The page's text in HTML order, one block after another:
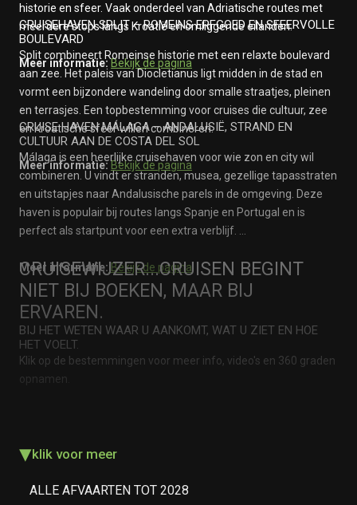
historie en sfeer. Vaak onderdeel van Adriatische routes met
meerdere stops langs Kroatië en omliggende eilanden.
Meer informatie: Bekijk de pagina
CRUISEHAVEN SPLIT – ROMEINS ERFGOED EN SFEERVOLLE
BOULEVARD
Split combineert Romeinse historie met een relaxte boulevard
aan zee. Het paleis van Diocletianus ligt midden in de stad en
vormt een bijzondere wandeling door smalle straatjes, pleinen
en terrasjes. Een topbestemming voor cruises die cultuur, zee
en Kroatische sfeer willen combineren.
Meer informatie:Bekijk de pagina
CRUISE HAVEN MÁLAGA – ANDALUSIË, STRAND EN
CULTUUR AAN DE COSTA DEL SOL
Málaga is een heerlijke cruisehaven voor wie zon en city wil
combineren. U vindt er stranden, musea, gezellige tapasstraten
en uitstapjes naar Andalusische parels in de omgeving. Deze
haven is populair bij routes langs Spanje en Portugal en is
perfect als startpunt voor een extra verblijf.
Meer informatie: Bekijk de pagina
CRUISEWIJZER...CRUISEN BEGINT
NIET BIJ BOEKEN, MAAR BIJ
ERVAREN.
BIJ HET WETEN WAAR U AANKOMT, WAT U ZIET EN HOE
HET VOELT.
Klik op de bestemmingen voor meer info, video's en 360 graden
opnamen.
▾klik voor meer
ALLE AFVAARTEN TOT 2028